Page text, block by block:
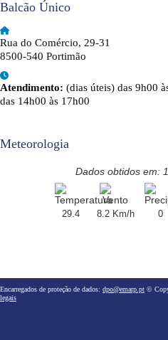
Balcão Único
Rua do Comércio, 29-31
8500-540 Portimão
Atendimento: (dias úteis) das 9h00
das 14h00 às 17h00
Meteorologia
Dados obtidos em:
29.4 8.2 Km/h
0
Encarregados de proteção de dados: dpo@emarp.pt ©
legais